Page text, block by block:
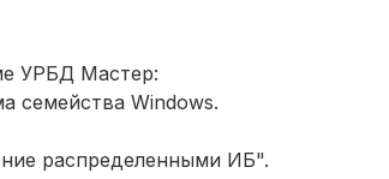
УРБД Мастер:
семейства Windows.
распределенными ИБ".